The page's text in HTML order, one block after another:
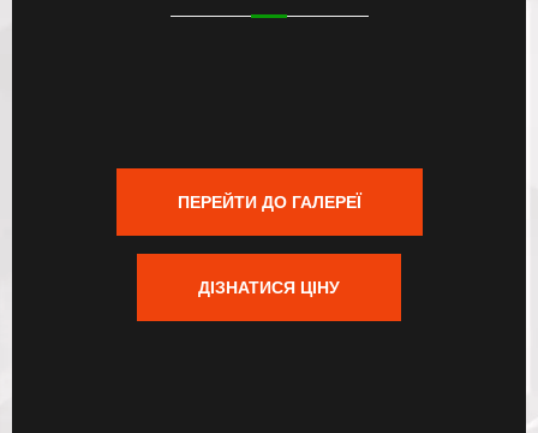
ПЕРЕЙТИ ДО ГАЛЕРЕЇ
ДІЗНАТИСЯ ЦІНУ